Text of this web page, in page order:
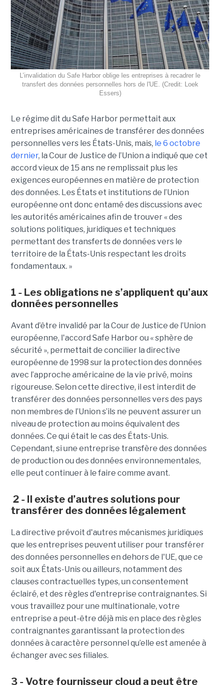
L’invalidation du Safe Harbor oblige les entreprises à recadrer le
transfert des données personnelles hors de l'UE. (Credit: Loek
Essers)
Le régime dit du Safe Harbor permettait aux
entreprises américaines de transférer des données
personnelles vers les États-Unis, mais, le 6 octobre
dernier, la Cour de Justice de l’Union a indiqué que cet
accord vieux de 15 ans ne remplissait plus les
exigences européennes en matière de protection
des données. Les États et institutions de l’Union
européenne ont donc entamé des discussions avec
les autorités américaines afin de trouver « des
solutions politiques, juridiques et techniques
permettant des transferts de données vers le
territoire de la États-Unis respectant les droits
fondamentaux. »
1 - Les obligations ne s’appliquent qu’aux
données personnelles
Avant d’être invalidé par la Cour de Justice de l’Union
européenne, l'accord Safe Harbor ou « sphère de
sécurité », permettait de concilier la directive
européenne de 1998 sur la protection des données
avec l’approche américaine de la vie privé, moins
rigoureuse. Selon cette directive, il est interdit de
transférer des données personnelles vers des pays
non membres de l’Union s’ils ne peuvent assurer un
niveau de protection au moins équivalent des
données. Ce qui était le cas des États-Unis.
Cependant, si une entreprise transfère des données
de production ou des données environnementales,
elle peut continuer à le faire comme avant.
2 - Il existe d’autres solutions pour
transférer des données légalement
La directive prévoit d'autres mécanismes juridiques
que les entreprises peuvent utiliser pour transférer
des données personnelles en dehors de l'UE, que ce
soit aux États-Unis ou ailleurs, notamment des
clauses contractuelles types, un consentement
éclairé, et des règles d'entreprise contraignantes. Si
vous travaillez pour une multinationale, votre
entreprise a peut-être déjà mis en place des règles
contraignantes garantissant la protection des
données à caractère personnel qu’elle est amenée à
échanger avec ses filiales.
3 - Votre fournisseur cloud a peut être